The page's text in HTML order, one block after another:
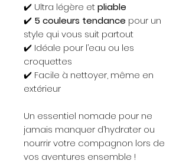
✔️ Ultra légère etpliable
✔️ 5 couleurs tendance pour un
style qui vous suit partout
✔️ Idéale pour l’eau ou les
croquettes
✔️ Facile à nettoyer, même en
extérieur
Un essentiel nomade pour ne
jamais manquer d’hydrater ou
nourrir votre compagnon lors de
vos aventures ensemble !